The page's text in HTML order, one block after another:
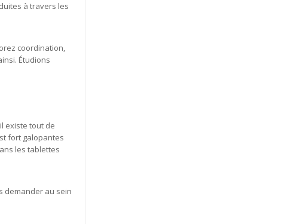
à travers les
coordination,
Étudions
existe tout de
fort galopantes
les tablettes
demander au sein